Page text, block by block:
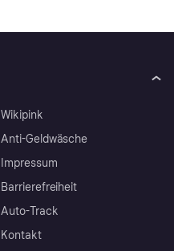
Wikipink
Anti-Geldwäsche
Impressum
Barrierefreiheit
Auto-Track
Kontakt